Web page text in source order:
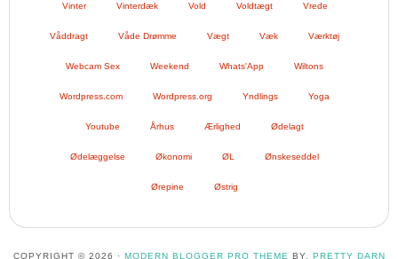
Vinter Vinterdæk Vold Voldtægt Vrede
Våddragt Våde Drømme Vægt Væk Værktøj
Webcam Sex Weekend Whats'App Wiltons
Wordpress.com Wordpress.org Yndlings Yoga
Youtube Århus Ærlighed Ødelagt
Ødelæggelse Økonomi ØL Ønskeseddel
Ørepine Østrig
COPYRIGHT © 2026 · MODERN BLOGGER PRO THEME BY, PRETTY DARN